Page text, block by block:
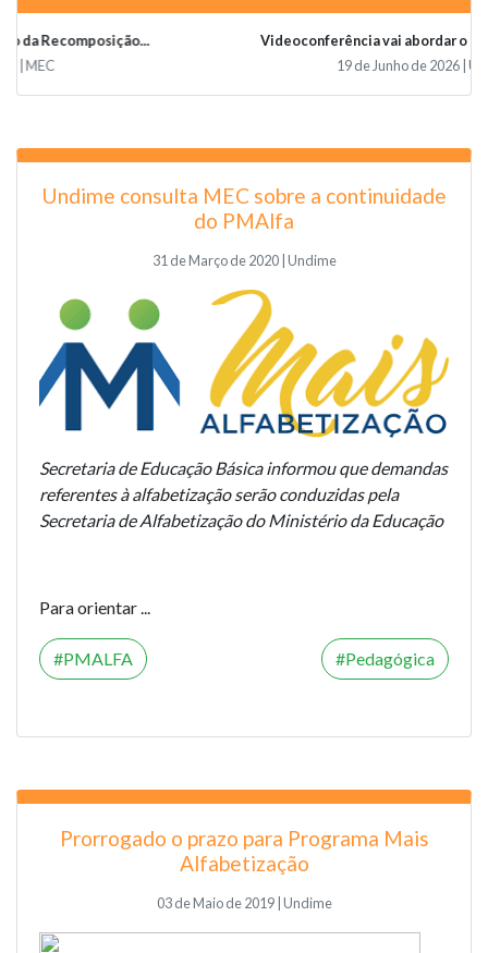
Videoconferência vai abordar o papel da educaçã...
Undime consulta MEC sobre a continuidade
do PMAlfa
31 de Março de 2020 | Undime
Secretaria de Educação Básica informou que demandas
referentes à alfabetização serão conduzidas pela
Secretaria de Alfabetização do Ministério da Educação
Para orientar ...
PMALFA Pedagógica
Prorrogado o prazo para Programa Mais
Alfabetização
03 de Maio de 2019 | Undime